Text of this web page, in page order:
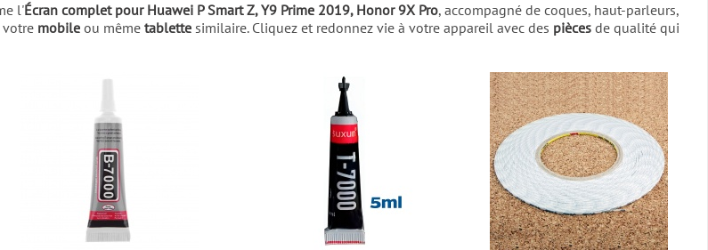
l'Écran complet pour Huawei P Smart Z, Y9 Prime 2019, Honor 9X Pro, accompagné de coques, haut-parleurs,
mobile ou même tablette similaire. Cliquez et redonnez vie à votre appareil avec des pièces de qualité qui